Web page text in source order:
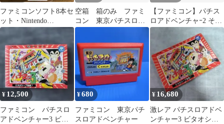
ファミコンソフト8本セ
ット・Nintendo
Famicom
空箱 箱のみ ファミ
コン 東京パチスロア
ドベンチャー 1991年
【ファミコン】パチス
ロアドベンチャｰ2 そろ
っ太くんのパチスロ探
偵団 任天堂 CDS-PG
¥ 12,500
ファミコン パチスロ
アドベンチャー3 ビタ
¥680
ファミコン 東京パチ
スロアドベンチャー
¥ 16,680
激レア パチスロアドベ
ンチャー3 ビタオシー